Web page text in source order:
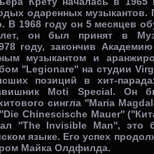
одаренных музыкантов.
В 1968 году он 5 месяцев
он был принят в
году, закончив
музыкантом и
''Legionare'' на студии
позиций в хит-
Moti Special. Он
сингла ''Maria
Chinescische Mauer''
''The Invisible Man'',
языке. Его успех
Майка Олдфилда.